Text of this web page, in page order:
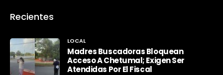
Recientes
LOCAL
Madres Buscadoras Bloquean
Acceso A Chetumal; Exigen Ser
Atendidas Por El Fiscal